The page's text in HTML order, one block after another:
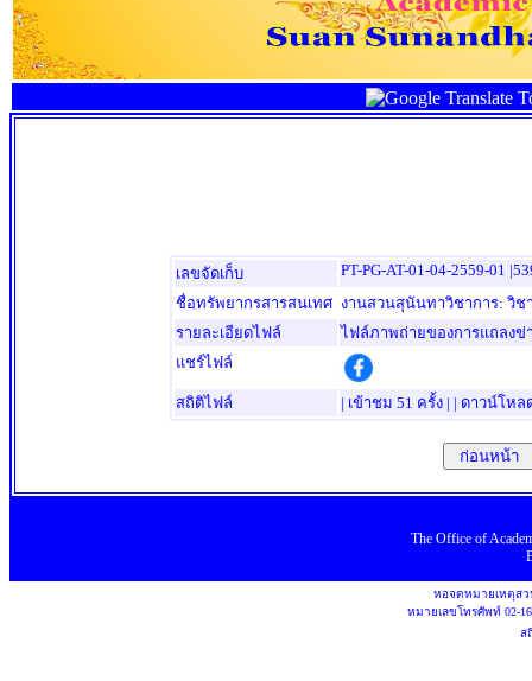
เลขจัดเก็บ
PT-PG-AT-01-04-2559-01
ชื่อทรัพยากรสารสนเทศ งานสวนสุนันทาวิชาการ: วิช
รายละเอียดไฟล์
ไฟล์ภาพถ่ายของการแถลงข่
แชร์ไฟล์
สถิติไฟล์ | เข้าชม 51 ครั้ง | | ดาวน์โหล
ก่อนหน้า
The Officeof
หอจดหมายเหตุส
หมายเลขโทรศัพท์ 02-
ส